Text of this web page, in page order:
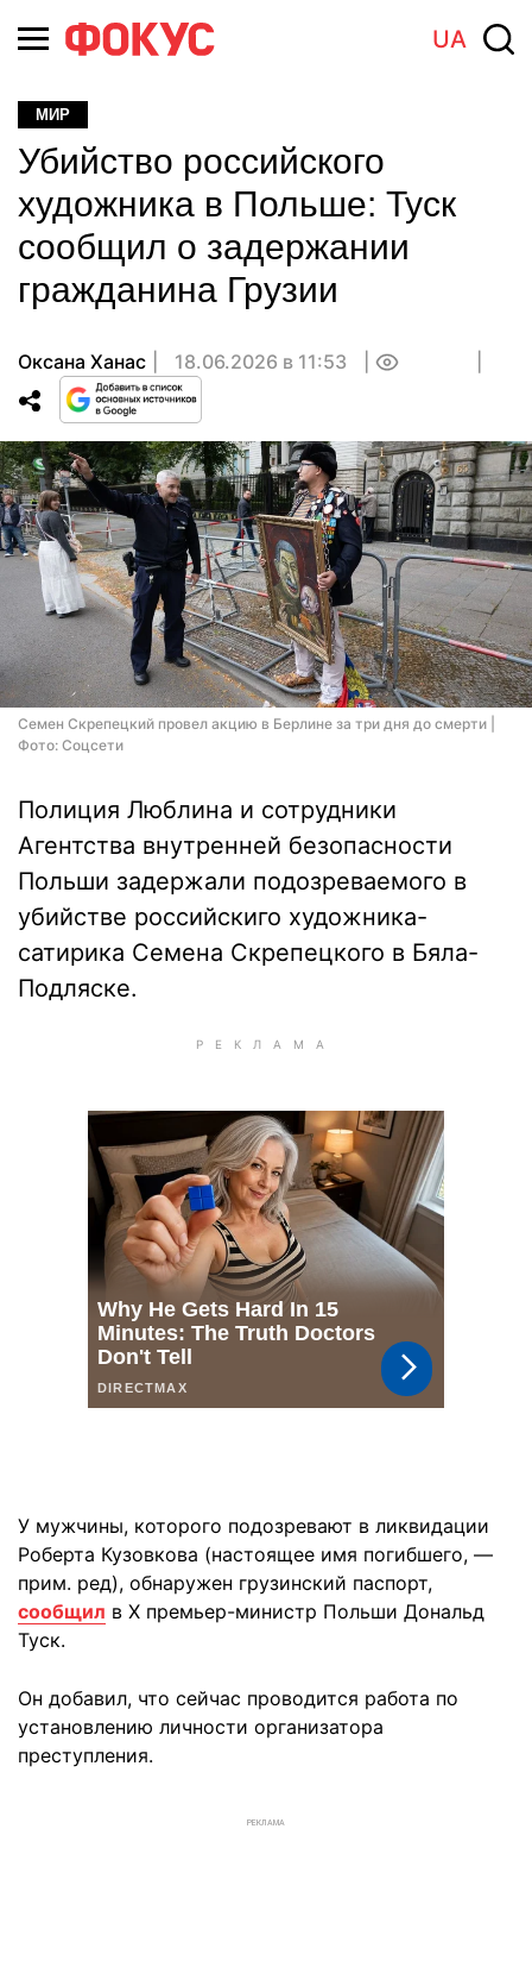
UA
МИР
Убийство российского
художника в Польше: Туск
сообщил о задержании
гражданина Грузии
Оксана Ханас 18.06.2026 в 11:53
Семен Скрепецкий провел акцию в Берлине за три дня до смерти |
Фото: Соцсети
Полиция Люблина и сотрудники
Агентства внутренней безопасности
Польши задержали подозреваемого в
убийстве российскиго художника-
сатирика Семена Скрепецкого в Бяла-
Подляске.
У мужчины, которого подозревают в ликвидации
Роберта Кузовкова (настоящее имя погибшего, —
прим. ред), обнаружен грузинский паспорт,
сообщил в Х премьер-министр Польши Дональд
Туск.
Он добавил, что сейчас проводится работа по
установлению личности организатора
преступления.
РЕКЛАМА